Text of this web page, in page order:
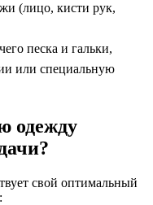
(лицо, кисти рук,
песка и гальки,
или специальную
одежду
свой оптимальный